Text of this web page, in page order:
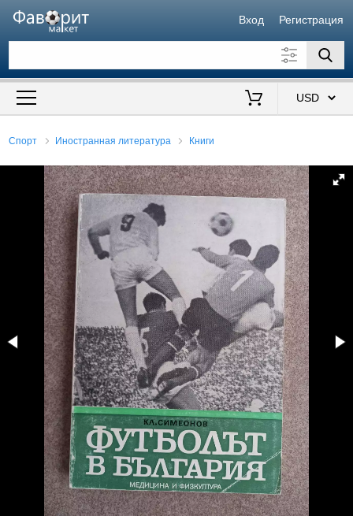
Вход Регистрация
Искать также в описании
Спорт Иностранная литература Книги